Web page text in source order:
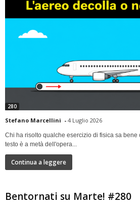
280
Stefano Marcellini - 4 Luglio 2026
Chi ha risolto qualche esercizio di fisica sa bene
testo è a metà dell'opera...
Continua a leggere
Bentornati su Marte! #280